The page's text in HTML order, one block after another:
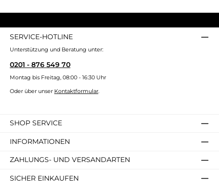
SERVICE-HOTLINE
Unterstützung und Beratung unter:
0201 - 876 549 70
Montag bis Freitag, 08:00 - 16:30 Uhr
Oder über unser Kontaktformular.
SHOP SERVICE
INFORMATIONEN
ZAHLUNGS- UND VERSANDARTEN
SICHER EINKAUFEN